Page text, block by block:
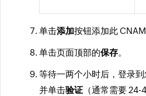
单击添加按钮添加此
单击页面顶部的保存。
等待一两个小时后，登录
并单击验证 （通常需要